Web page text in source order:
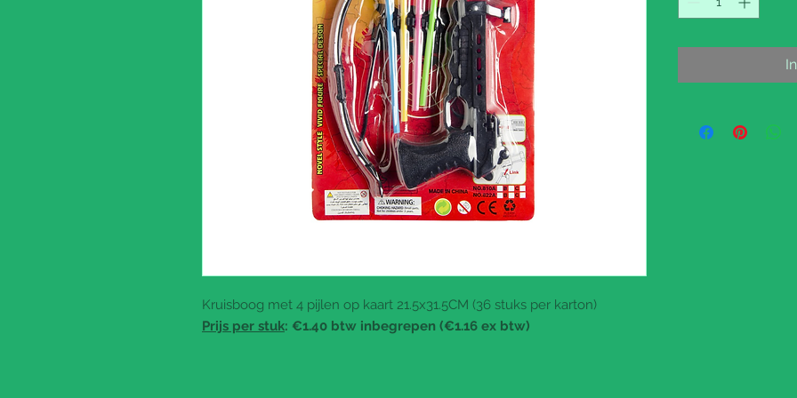
Kruisboog met 4 pijlen op kaart 21.5x31.5CM (36 stuks per karton)
Prijs per stuk: €1.40 btw inbegrepen (€1.16 ex btw)